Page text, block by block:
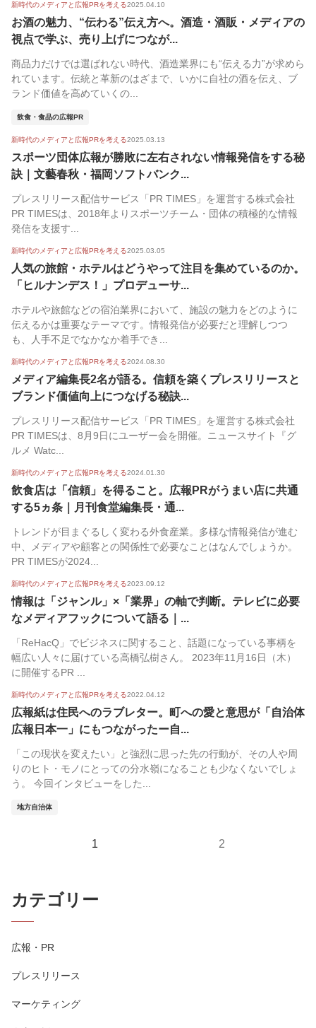
新時代のメディアと広報PRを考える2025.04.10
お酒の魅力、“伝わる”伝え方へ。酒造・酒販・メディアの
視点で学ぶ、売り上げにつなが...
商品力だけでは選ばれない時代、酒造業界にも“伝える力”が求めら
れています。伝統と革新のはざまで、いかに自社の酒を伝え、ブ
ランド価値を高めていくの...
飲食・食品の広報PR
新時代のメディアと広報PRを考える2025.03.13
スポーツ団体広報が勝敗に左右されない情報発信をする秘
訣｜文藝春秋・福岡ソフトバンク...
プレスリリース配信サービス「PR TIMES」を運営する株式会社
PR TIMESは、2018年よりスポーツチーム・団体の積極的な情報
発信を支援す...
新時代のメディアと広報PRを考える2025.03.05
人気の旅館・ホテルはどうやって注目を集めているのか。
「ヒルナンデス！」プロデューサ...
ホテルや旅館などの宿泊業界において、施設の魅力をどのように
伝えるかは重要なテーマです。情報発信が必要だと理解しつつ
も、人手不足でなかなか着手でき...
新時代のメディアと広報PRを考える2024.08.30
メディア編集長2名が語る。信頼を築くプレスリリースと
ブランド価値向上につなげる秘訣...
プレスリリース配信サービス「PR TIMES」を運営する株式会社
PR TIMESは、8月9日にユーザー会を開催。ニュースサイト『グ
ルメ Watc...
新時代のメディアと広報PRを考える2024.01.30
飲食店は「信頼」を得ること。広報PRがうまい店に共通
する5ヵ条｜月刊食堂編集長・通...
トレンドが目まぐるしく変わる外食産業。多様な情報発信が進む
中、メディアや顧客との関係性で必要なことはなんでしょうか。
PR TIMESが2024...
新時代のメディアと広報PRを考える2023.09.12
情報は「ジャンル」×「業界」の軸で判断。テレビに必要
なメディアフックについて語る｜...
「ReHacQ」でビジネスに関すること、話題になっている事柄を
幅広い人々に届けている高橋弘樹さん。 2023年11月16日（木）
に開催するPR ...
新時代のメディアと広報PRを考える2022.04.12
広報紙は住民へのラブレター。町への愛と意思が「自治体
広報日本一」にもつながったー自...
「この現状を変えたい」と強烈に思った先の行動が、その人や周
りのヒト・モノにとっての分水嶺になることも少なくないでしょ
う。 今回インタビューをした...
地方自治体
1 2
カテゴリー
広報・PR
プレスリリース
マーケティング